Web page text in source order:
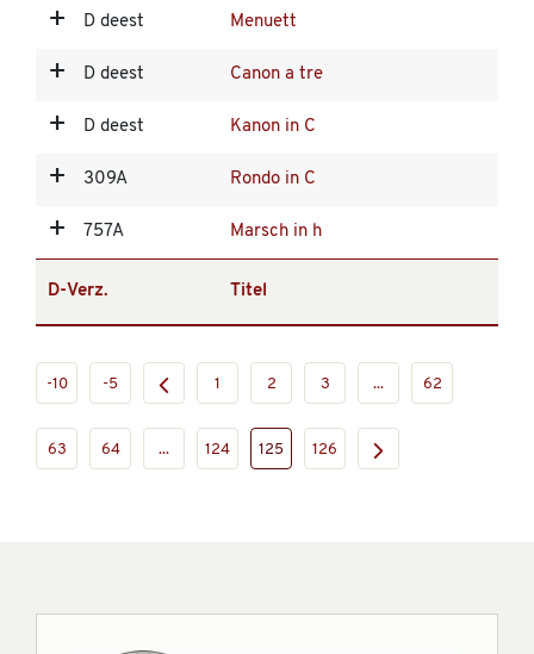
D deest Menuett
D deest Canon a tre
D deest Kanon in C
309A Rondo in C
757A Marsch in h
D-Verz. Titel
-10 -5 1 2 3 ... 62
63 64 ... 124 125 126